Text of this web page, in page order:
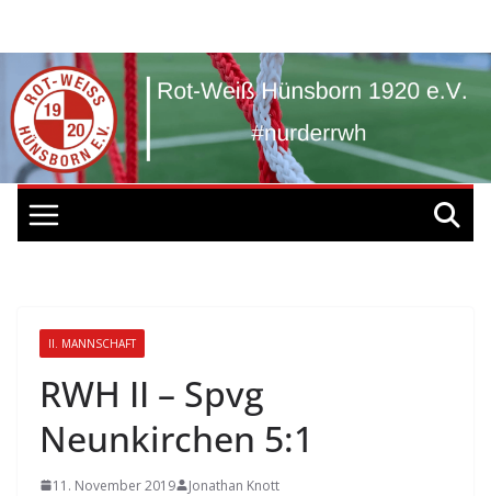
springen
II. MANNSCHAFT
RWH II – Spvg
Neunkirchen 5:1
11. November 2019 Jonathan Knott